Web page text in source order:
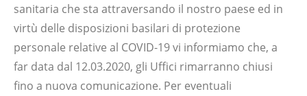
sanitaria che sta attraversando il nostro paese ed in
virtù delle disposizioni basilari di protezione
personale relative al COVID-19 vi informiamo che, a
far data dal 12.03.2020, gli Uffici rimarranno chiusi
fino a nuova comunicazione. Per eventuali